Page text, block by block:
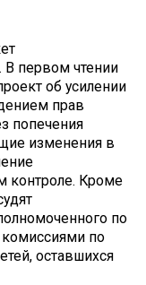
В первом чтении
об усилении
прав
попечения
изменения в
контроле. Кроме
по
по
оставшихся